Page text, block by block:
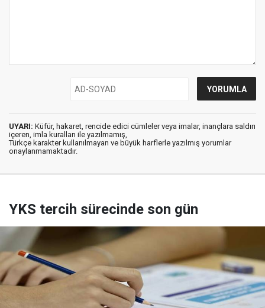
UYARI: Küfür, hakaret, rencide edici cümleler veya imalar, inançlara saldırı
içeren, imla kuralları ile yazılmamış,
Türkçe karakter kullanılmayan ve büyük harflerle yazılmış yorumlar
onaylanmamaktadır.
YKS tercih sürecinde son gün